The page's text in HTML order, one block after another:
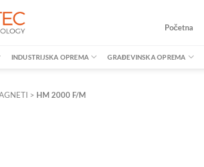
Početna
INDUSTRIJSKA OPREMA GRAĐEVINSKA OPREMA
> HM 2000 F/M